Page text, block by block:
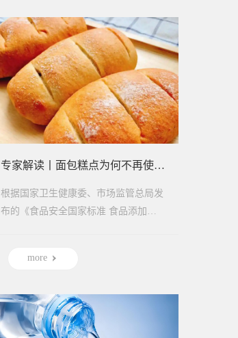
专家解读丨面包糕点为何不再使用这种添加剂？
根据国家卫生健康委、市场监管总局发
布的《食品安全国家标准 食品添加剂
more